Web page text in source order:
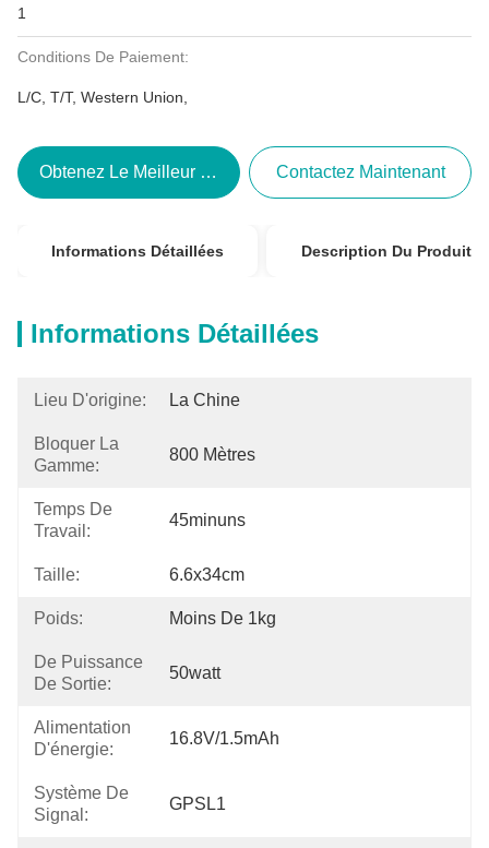
1
Conditions De Paiement:
L/C, T/T, Western Union,
Obtenez Le Meilleur Prix Contactez Maintenant
Informations Détaillées Description Du Produit
Informations Détaillées
Lieu D'origine: La Chine
Bloquer La
Gamme:
800 Mètres
Temps De
Travail:
45minuns
Taille: 6.6x34cm
Poids: Moins De 1kg
De Puissance
De Sortie:
50watt
Alimentation
D'énergie:
16.8V/1.5mAh
Système De
Signal:
GPSL1